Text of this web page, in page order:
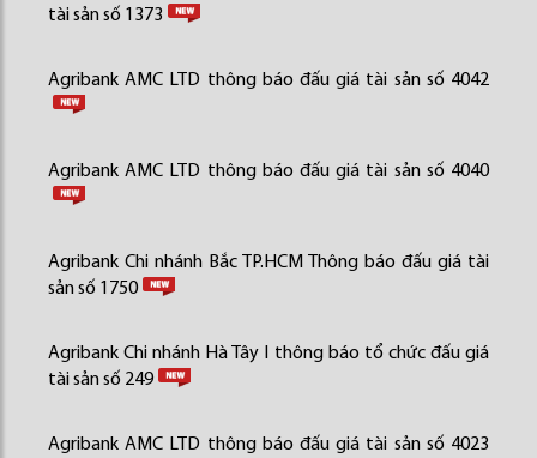
tài sản số 1373
Agribank AMC LTD thông báo đấu giá tài sản số 4042
Agribank AMC LTD thông báo đấu giá tài sản số 4040
Agribank Chi nhánh Bắc TP.HCM Thông báo đấu giá tài
sản số 1750
Agribank Chi nhánh Hà Tây I thông báo tổ chức đấu giá
tài sản số 249
Agribank AMC LTD thông báo đấu giá tài sản số 4023